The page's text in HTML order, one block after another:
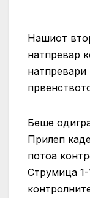
Нашиот
натпревар
Беше
Прилеп
потоа
Струмица